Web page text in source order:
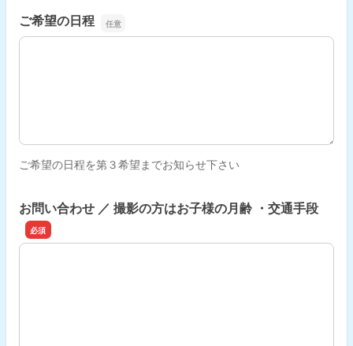
ご希望の日程
ご希望の日程
ご希望の日程を第３希望までお知らせ下さい
お問い合わせ ／ 撮影の方はお子様の月齢 ・交通手段
お問い合わせ ／ 撮影の方はお子様の月齢 ・交通手段